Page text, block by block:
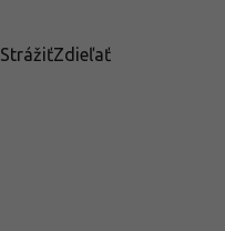
StrážiťZdieľať